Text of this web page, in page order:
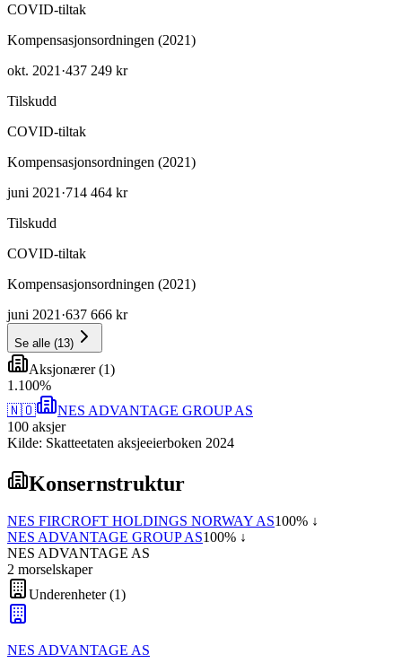
COVID-tiltak
Kompensasjonsordningen (2021)
okt. 2021 ·437 249 kr
Tilskudd
COVID-tiltak
Kompensasjonsordningen (2021)
juni 2021 ·714 464 kr
Tilskudd
COVID-tiltak
Kompensasjonsordningen (2021)
juni 2021 ·637 666 kr
Se alle (13)
Aksjonærer(1)
1 .100%
🇳🇴
NES ADVANTAGE GROUP AS
100 aksjer
Kilde: Skatteetaten aksjeeierboken 2024
Konsernstruktur
NES FIRCROFT HOLDINGS NORWAY AS100% ↓
NES ADVANTAGE GROUP AS100% ↓
NES ADVANTAGE AS
2 morselskaper
Underenheter(1)
NES ADVANTAGE AS